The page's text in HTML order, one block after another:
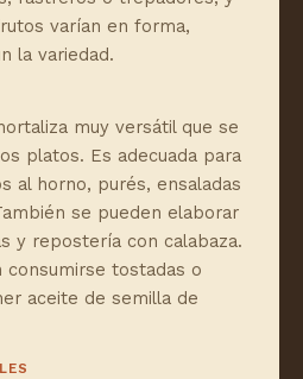
varían en forma,
la variedad.
muy versátil que se
platos. Es adecuada para
al horno, purés, ensaladas
se pueden elaborar
y repostería con calabaza.
consumirse tostadas o
aceite de semilla de